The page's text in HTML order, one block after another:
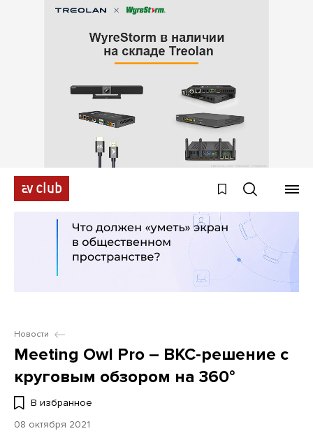
Новости
Meeting Owl Pro – ВКС-решение с
круговым обзором на 360°
В избранное
08 октября 2021